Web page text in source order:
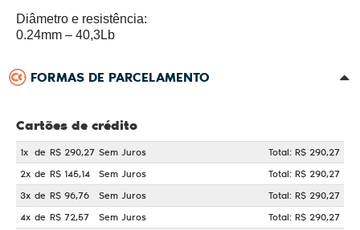
Diâmetro e resistência:
0.24mm – 40,3Lb
FORMAS DE PARCELAMENTO
Cartões de crédito
1x de R$ 290,27 Sem Juros
Total: R$ 290,27
2x de R$ 145,14 Sem Juros
Total: R$ 290,27
3x de R$ 96,76 Sem Juros
Total: R$ 290,27
4x de R$ 72,57 Sem Juros
Total: R$ 290,27